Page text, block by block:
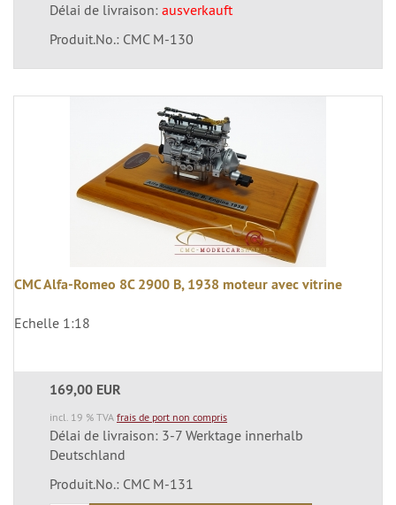
Délai de livraison: ausverkauft
Produit.No.: CMC M-130
CMC Alfa-Romeo 8C 2900 B, 1938 moteur avec vitrine
Echelle 1:18
169,00 EUR
incl. 19 % TVA frais de port non compris
Délai de livraison: 3-7 Werktage innerhalb
Deutschland
Produit.No.: CMC M-131